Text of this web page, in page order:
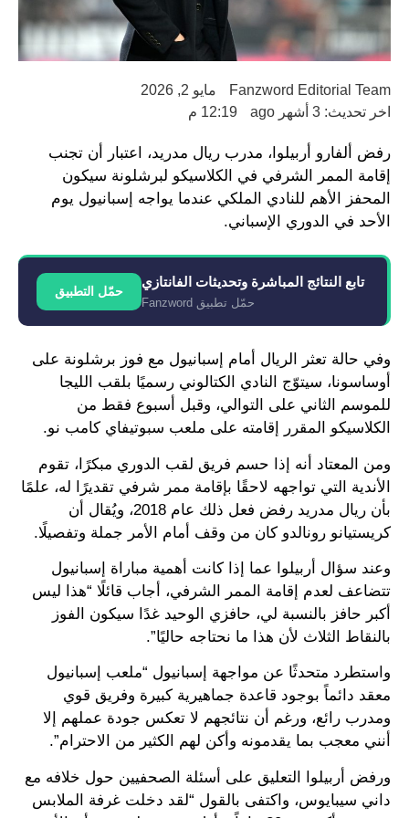
Fanzword Editorial Team
مايو 2, 2026
اخر تحديث: 3 أشهر ago
12:19 م
رفض ألفارو أربيلوا، مدرب ريال مدريد، اعتبار أن تجنب
إقامة الممر الشرفي في الكلاسيكو لبرشلونة سيكون
المحفز الأهم للنادي الملكي عندما يواجه إسبانيول يوم
الأحد في الدوري الإسباني.
تابع النتائج المباشرة وتحديثات الفانتازي
حمّل تطبيق Fanzword
حمّل التطبيق
وفي حالة تعثر الريال أمام إسبانيول مع فوز برشلونة على
أوساسونا، سيتوّج النادي الكتالوني رسميًا بلقب الليجا
للموسم الثاني على التوالي، وقبل أسبوع فقط من
الكلاسيكو المقرر إقامته على ملعب سبوتيفاي كامب نو.
ومن المعتاد أنه إذا حسم فريق لقب الدوري مبكرًا، تقوم
الأندية التي تواجهه لاحقًا بإقامة ممر شرفي تقديرًا له، علمًا
بأن ريال مدريد رفض فعل ذلك عام 2018، ويُقال أن
كريستيانو رونالدو كان من وقف أمام الأمر جملة وتفصيلًا.
وعند سؤال أربيلوا عما إذا كانت أهمية مباراة إسبانيول
تتضاعف لعدم إقامة الممر الشرفي، أجاب قائلًا “هذا ليس
أكبر حافز بالنسبة لي، حافزي الوحيد غدًا سيكون الفوز
بالنقاط الثلاث لأن هذا ما نحتاجه حاليًا”.
واستطرد متحدثًا عن مواجهة إسبانيول “ملعب إسبانيول
معقد دائماً بوجود قاعدة جماهيرية كبيرة وفريق قوي
ومدرب رائع، ورغم أن نتائجهم لا تعكس جودة عملهم إلا
أنني معجب بما يقدمونه وأكن لهم الكثير من الاحترام”.
ورفض أربيلوا التعليق على أسئلة الصحفيين حول خلافه مع
داني سيبايوس، واكتفى بالقول “لقد دخلت غرفة الملابس